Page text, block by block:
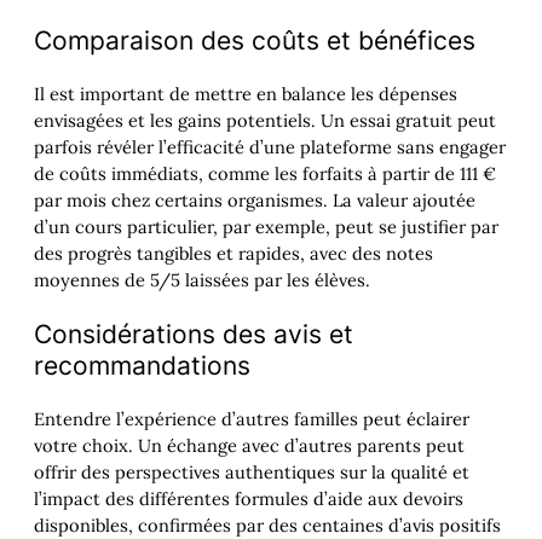
Comparaison des coûts et bénéfices
Il est important de mettre en balance les dépenses
envisagées et les gains potentiels. Un essai gratuit peut
parfois révéler l’efficacité d’une plateforme sans engager
de coûts immédiats, comme les forfaits à partir de 111 €
par mois chez certains organismes. La valeur ajoutée
d’un cours particulier, par exemple, peut se justifier par
des progrès tangibles et rapides, avec des notes
moyennes de 5/5 laissées par les élèves.
Considérations des avis et
recommandations
Entendre l’expérience d’autres familles peut éclairer
votre choix. Un échange avec d’autres parents peut
offrir des perspectives authentiques sur la qualité et
l’impact des différentes formules d’aide aux devoirs
disponibles, confirmées par des centaines d’avis positifs